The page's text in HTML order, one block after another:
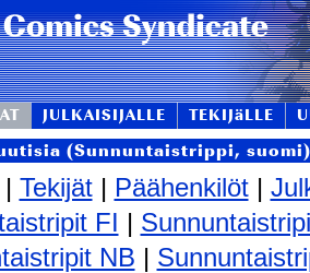
JULKAISIJALLE TEKIJäLLE
(Sunnuntaistrippi, suomi)
Tekijät| Päähenkilöt|
FI |
NB |